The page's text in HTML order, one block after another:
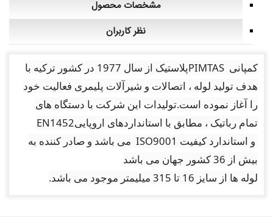
مشخصات محصول
نظر کاربران
کمپانی PIMTAS
پلاستیک از سال 1977 در کشور ترکیه با
هدف تولید لوله ، اتصالات و شیرآلات پلیمری فعالیت خود
را آغاز نموده است.تولیدات این شرکت با دستگاه های
تمام رباتیک ، مطابق با استانداردهای اروپاییEN1452
و استاندارد کیفیت ISO9001 می باشد و صادر کننده به
بیش از 36 کشور جهان می باشد
لوله ها از سایز 16 تا 315 میلیمتر موجود می باشد
.